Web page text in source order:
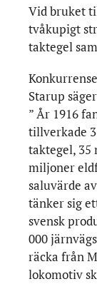
Vid bruket
tvåkupigt
taktegel
Starup
” År 1916
tillverkade
taktegel, 35
miljoner
saluvärde
tänker sig
svensk
000
räcka från
lokomotiv